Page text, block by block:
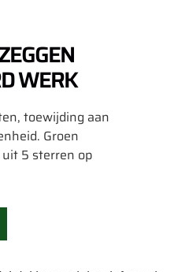
WERK
toewijding aan
Groen
5 sterren op